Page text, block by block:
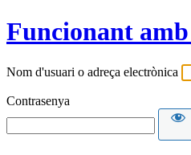
Funcionant
Nom d'usuari o adreça electrònica
Contrasenya